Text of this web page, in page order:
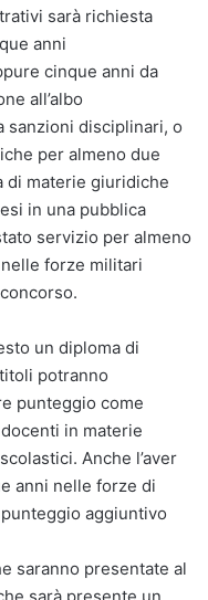
sarà richiesta
anni
cinque anni da
all’albo
sanzioni disciplinari, o
per almeno due
di materie giuridiche
in una pubblica
servizio per almeno
forze militari
un diploma di
potranno
punteggio come
in materie
Anche l’aver
anni nelle forze di
aggiuntivo
saranno presentate al